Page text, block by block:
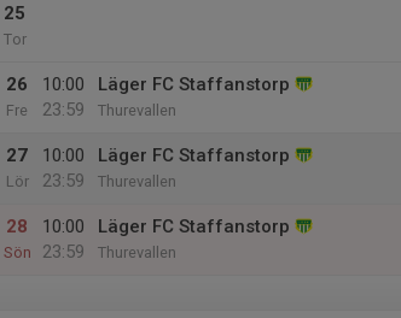
25
Tor
26
Fre
10:00
23:59
Läger FC Staffanstorp
Thurevallen
27
Lör
10:00
23:59
Läger FC Staffanstorp
Thurevallen
28
Sön
10:00
23:59
Läger FC Staffanstorp
Thurevallen